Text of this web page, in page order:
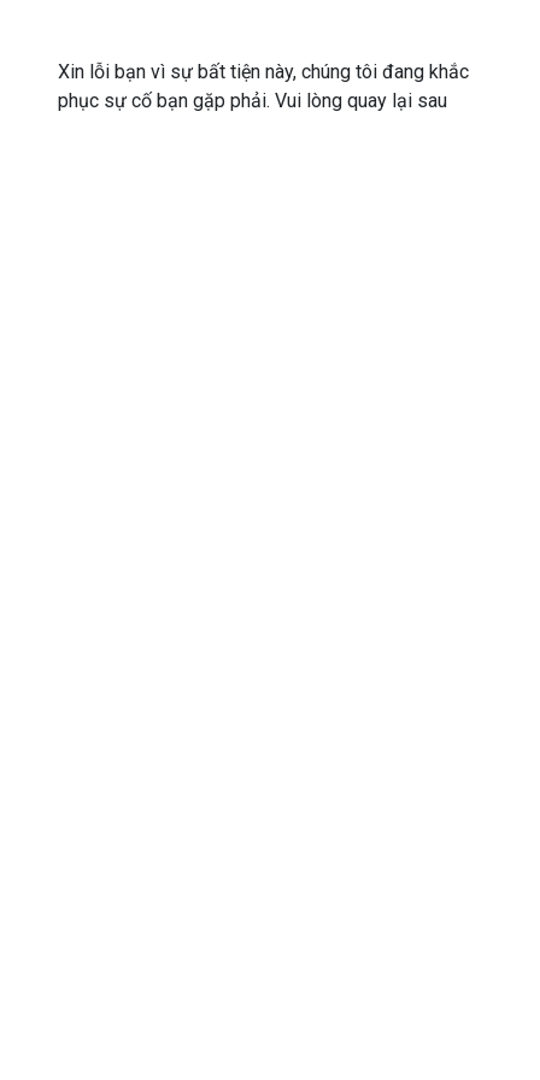
Xin lỗi bạn vì sự bất tiện này, chúng tôi đang khắc
phục sự cố bạn gặp phải. Vui lòng quay lại sau